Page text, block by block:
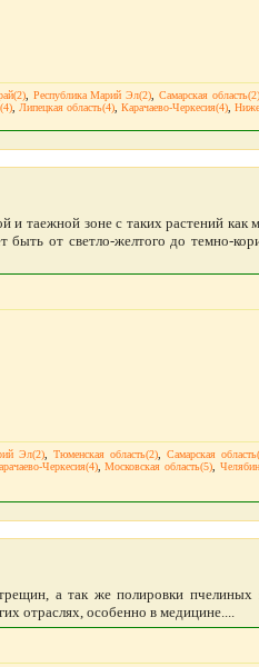
, Республика Марий Эл(2) ,Самарская область(2)
Липецкая область(4) Карачаево-Черкесия(4)
и таежной зоне с таких растений
от светло-желтого до темно-
Эл(2) Тюменская область(2), Самарская
Черкесия(4),Московская область(5)
а так же полировки пчелиных
отраслях, особенно в медицине....